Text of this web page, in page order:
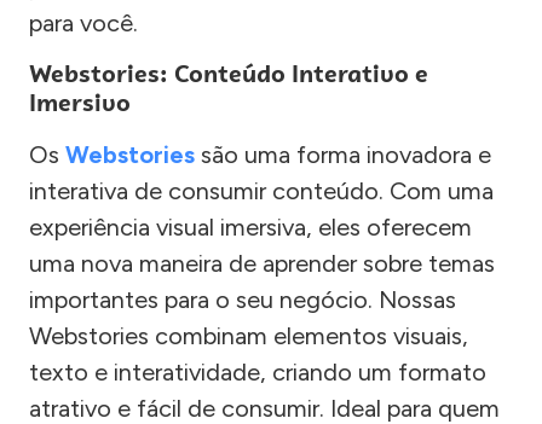
para você.
Webstories: Conteúdo Interativo e
Imersivo
Os Webstories são uma forma inovadora e
interativa de consumir conteúdo. Com uma
experiência visual imersiva, eles oferecem
uma nova maneira de aprender sobre temas
importantes para o seu negócio. Nossas
Webstories combinam elementos visuais,
texto e interatividade, criando um formato
atrativo e fácil de consumir. Ideal para quem